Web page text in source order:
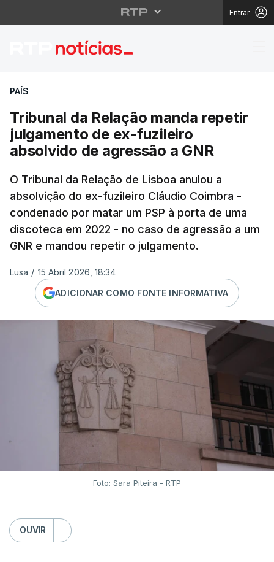
Entrar
Tribunal da Relação
PAÍS
Tribunal da Relação manda repetir
julgamento de ex-fuzileiro
absolvido de agressão a GNR
O Tribunal da Relação de Lisboa anulou a
absolvição do ex-fuzileiro Cláudio Coimbra -
condenado por matar um PSP à porta de uma
discoteca em 2022 - no caso de agressão a um
GNR e mandou repetir o julgamento.
Lusa / 15 Abril 2026, 18:34
ADICIONAR COMO FONTE INFORMATIVA
Foto: Sara Piteira - RTP
OUVIR